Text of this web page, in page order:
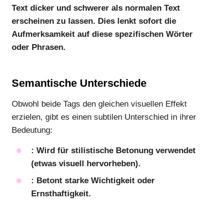
Text dicker und schwerer als normalen Text
erscheinen zu lassen. Dies lenkt sofort die
Aufmerksamkeit auf diese spezifischen Wörter
oder Phrasen.
Semantische Unterschiede
Obwohl beide Tags den gleichen visuellen Effekt
erzielen, gibt es einen subtilen Unterschied in ihrer
Bedeutung:
: Wird für stilistische Betonung verwendet
(etwas visuell hervorheben).
: Betont starke Wichtigkeit oder
Ernsthaftigkeit.